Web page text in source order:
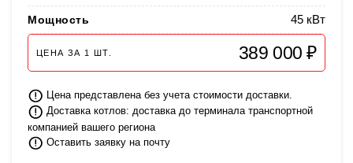
Мощность 45 кВт
ЦЕНА ЗА 1 ШТ. 389 000 ₽
Цена представлена без учета стоимости доставки.
Доставка котлов: доставка до терминала транспортной
компанией вашего региона
Оставить заявку на почту